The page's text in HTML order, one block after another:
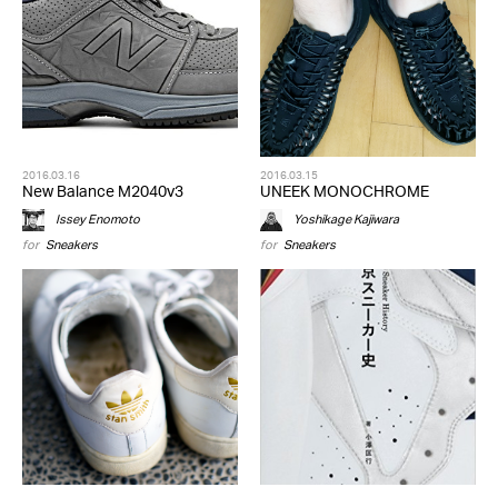
2016.03.16
New Balance M2040v3
Issey Enomoto
for Sneakers
2016.03.15
UNEEK MONOCHROME
Yoshikage Kajiwara
for Sneakers